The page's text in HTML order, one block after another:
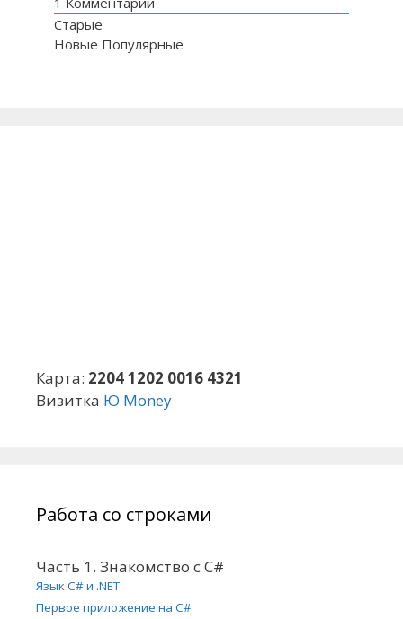
Старые
Новые Популярные
Карта: 2204 1202 0016 4321
Визитка Ю Money
Работа со строками
Часть 1. Знакомство с C#
Язык C# и .NET
Первое приложение на C#